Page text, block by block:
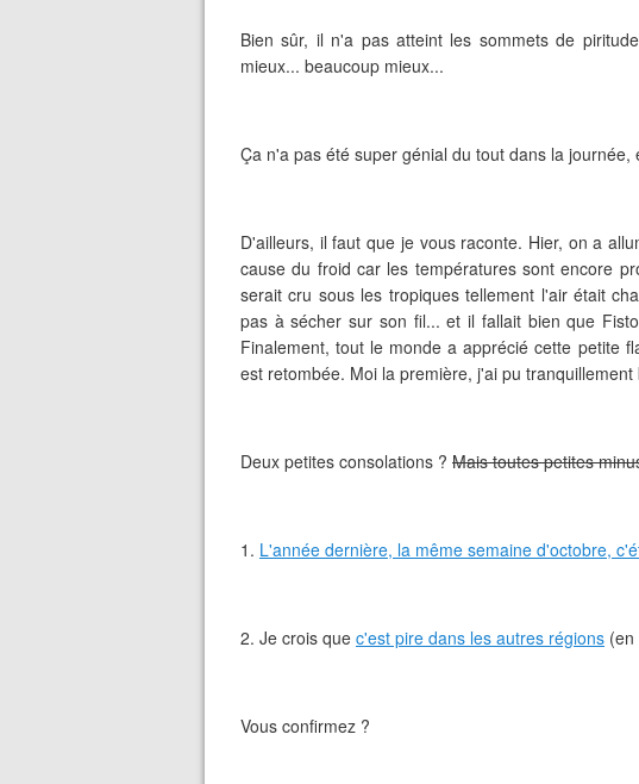
Bien sûr, il n'a pas atteint les sommets de
mieux... beaucoup mieux...
Ça n'a pas été super génial du tout dans la journée,
D'ailleurs, il faut que je vous raconte. Hier, on a
cause du froid car les températures sont encore
serait cru sous les tropiques tellement l'air était
pas à sécher sur son fil... et il fallait bien que
Finalement, tout le monde a apprécié cette petite
est retombée. Moi la première, j'ai pu
Deux petites consolations ? Mais toutes petites
1. L'année dernière, la même semaine d'octobre,
2. Je crois que c'est pire dans les autres régions (en
Vous confirmez ?